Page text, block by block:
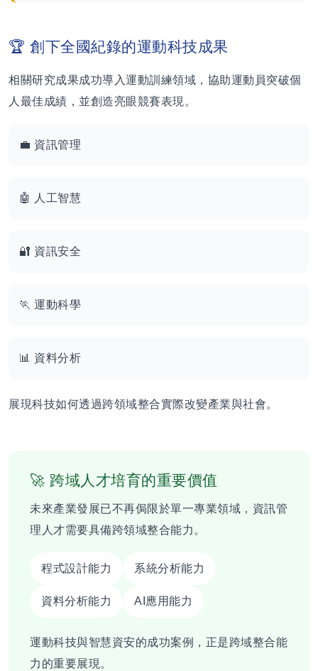
🏆 創下全國紀錄的運動科技成果
相關研究成果成功導入運動訓練領域，協助運動員突破個
人最佳成績，並創造亮眼競賽表現。
💼 資訊管理
🤖 人工智慧
🔐 資訊安全
🏃 運動科學
📊 資料分析
展現科技如何透過跨領域整合實際改變產業與社會。
🚀 跨域人才培育的重要價值
未來產業發展已不再侷限於單一專業領域，資訊管
理人才需要具備跨領域整合能力。
程式設計能力 系統分析能力
資料分析能力 AI應用能力
運動科技與智慧資安的成功案例，正是跨域整合能
力的重要展現。